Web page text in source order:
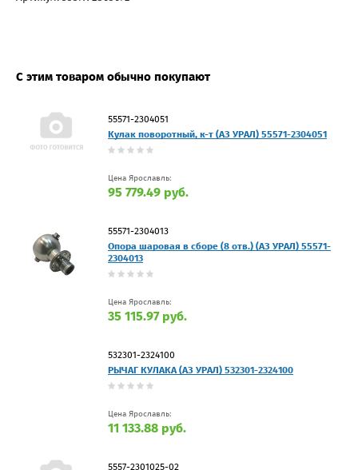
С этим товаром обычно покупают
55571-2304051
Кулак поворотный, к-т (АЗ УРАЛ) 55571-2304051
Цена Ярославль:
95 779.49 руб.
55571-2304013
Опора шаровая в сборе (8 отв.) (АЗ УРАЛ) 55571-
2304013
Цена Ярославль:
35 115.97 руб.
532301-2324100
РЫЧАГ КУЛАКА (АЗ УРАЛ) 532301-2324100
Цена Ярославль:
11 133.88 руб.
5557-2301025-02